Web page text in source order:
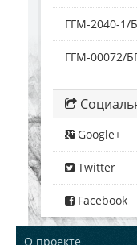
ГГМ-2040-1/
ГГМ-00072/
Google+
Twitter
Facebook
О проекте